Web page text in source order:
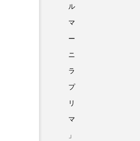
ル
マ
ー
ニ
ラ
プ
リ
マ
」